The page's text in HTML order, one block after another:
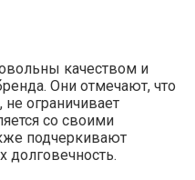
качеством и
Они отмечают, что
не ограничивает
со своими
подчеркивают
долговечность.